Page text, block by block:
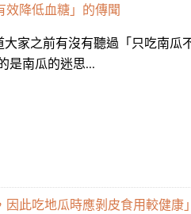
效降低血糖」的傳聞
家之前有沒有聽過「只吃南瓜
是南瓜的迷思...
此吃地瓜時應剝皮食用較健康